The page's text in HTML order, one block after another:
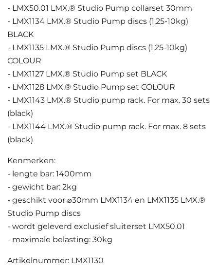
- LMX50.01 LMX.® Studio Pump collarset 30mm
- LMX1134 LMX.® Studio Pump discs (1,25-10kg)
BLACK
- LMX1135 LMX.® Studio Pump discs (1,25-10kg)
COLOUR
- LMX1127 LMX.® Studio Pump set BLACK
- LMX1128 LMX.® Studio Pump set COLOUR
- LMX1143 LMX.® Studio pump rack. For max. 30 sets
(black)
- LMX1144 LMX.® Studio pump rack. For max. 8 sets
(black)
Kenmerken:
- lengte bar: 1400mm
- gewicht bar: 2kg
- geschikt voor ⌀30mm LMX1134 en LMX1135 LMX.®
Studio Pump discs
- wordt geleverd exclusief sluiterset LMX50.01
- maximale belasting: 30kg
Artikelnummer: LMX1130